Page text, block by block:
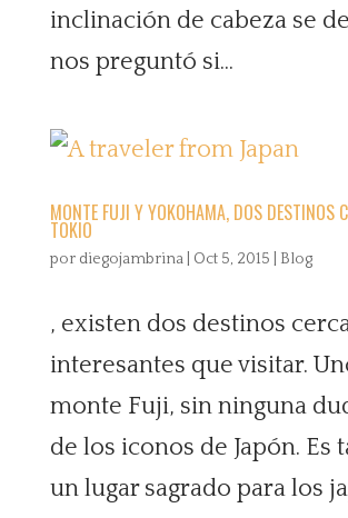
inclinación de cabeza se
nos preguntó si...
MONTE FUJI Y YOKOHAMA, DOS DESTINOS
TOKIO
por diegojambrina| Oct 5, 2015 Blog
, existen dos destinos
interesantes que visitar.
monte Fuji, sin ninguna
de los iconos de Japón. Es
un lugar sagrado para los